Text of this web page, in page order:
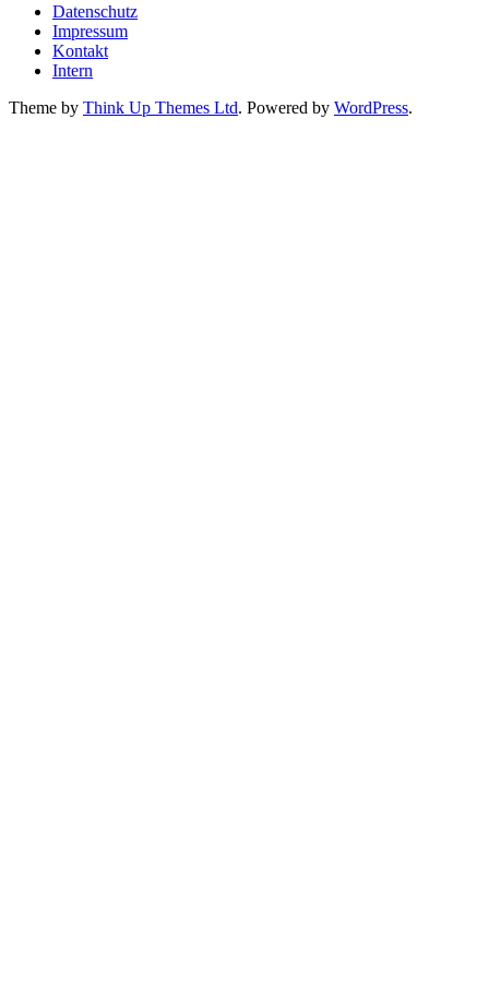
Datenschutz
Impressum
Kontakt
Intern
Theme by Think Up Themes Ltd. Powered by WordPress.